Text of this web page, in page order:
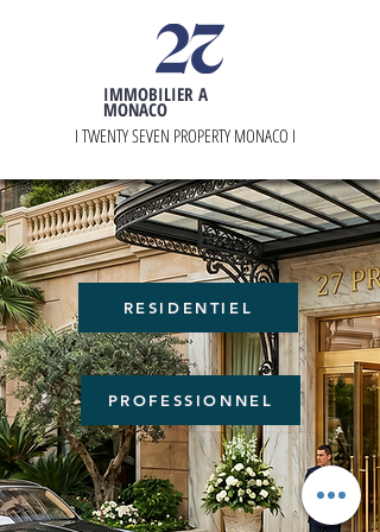
IMMOBILIER A
MONACO
I TWENTY SEVEN PROPERTY MONACO I
RESIDENTIEL
PROFESSIONNEL